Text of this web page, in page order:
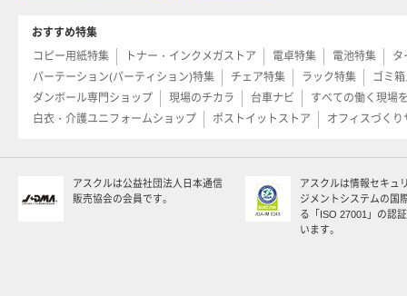
おすすめ特集
コピー用紙特集
トナー・インクメガストア 電卓特集 電池特集
タ
パーテーション(パーティション)特集
チェア特集 ラック特集
ゴミ
ダンボール専門ショップ
現場のチカラ 台車ナビ
すべての働く現場
白衣・介護ユニフォームショップ
ポストイットストア オフィスづくり
アスクルは公益社団法人日本通信
販売協会の会員です。
アスクルは情報セキュ
ジメントシステムの国
る「ISO 27001」の認
います。